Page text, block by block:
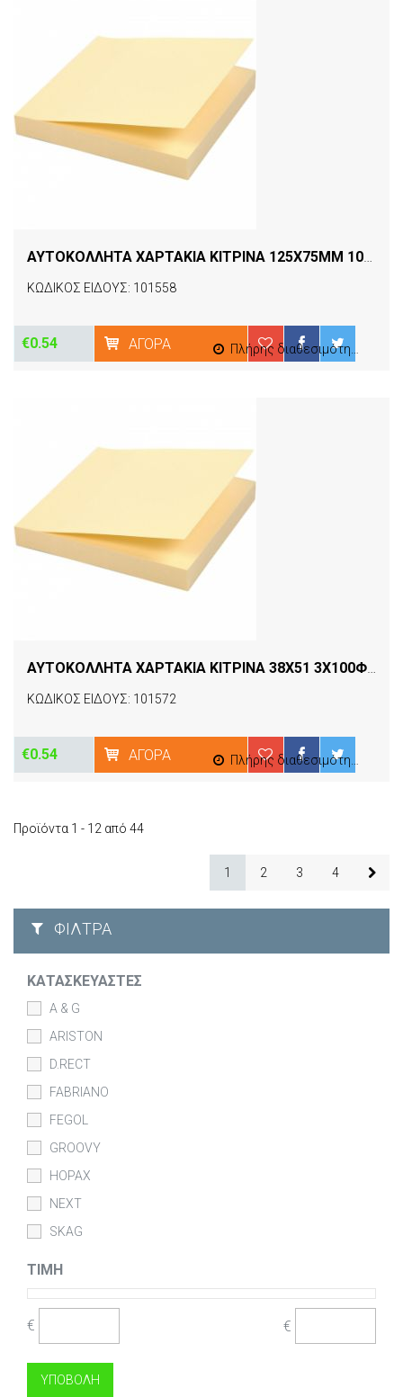
ΚΩΔΙΚΟΣ ΕΙΔΟΥΣ: 101558
€0.54 ΑΓΟΡΆ Πλήρης διαθεσιμότητα
ΚΩΔΙΚΟΣ ΕΙΔΟΥΣ: 101572
€0.54 ΑΓΟΡΆ Πλήρης διαθεσιμότητα
Προϊόντα 1 - 12 από 44
1 2 3 4
ΦΊΛΤΡΑ
ΚΑΤΑΣΚΕΥΑΣΤΈΣ
A & G
ARISTON
D.RECT
FABRIANO
FEGOL
GROOVY
HOPAX
NEXT
SKAG
ΤΙΜΉ
€ €